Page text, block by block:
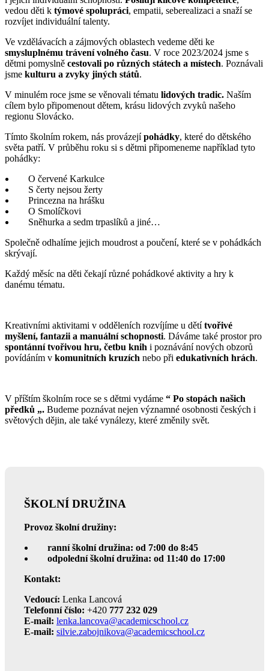
vedou děti k týmové spolupráci, empatii, seberealizaci a snaží se
rozvíjet individuální talenty.
Ve vzdělávacích a zájmových oblastech vedeme děti ke
smysluplnému trávení volného času. V roce 2023/2024 jsme s
dětmi pomyslně cestovali po různých státech a místech. Poznávali
jsme kulturu a zvyky jiných států.
V minulém roce jsme se věnovali tématu lidových tradic. Naším
cílem bylo připomenout dětem, krásu lidových zvyků našeho
regionu Slovácko.
Tímto školním rokem, nás provázejípohádky, které do dětského
světa patří. V průběhu roku si s dětmi připomeneme například tyto
pohádky:
O červené Karkulce
S čerty nejsou žerty
Princezna na hrášku
O Smolíčkovi
Sněhurka a sedm trpaslíků a jiné…
Společně odhalíme jejich moudrost a poučení, které se v pohádkách
skrývají.
Každý měsíc na děti čekají různé pohádkové aktivity a hry k
danému tématu.
Kreativními aktivitami v odděleních rozvíjíme u dětítvořivé
myšlení, fantazii a manuální schopnosti. Dáváme také prostor pro
spontánní tvořivou hru, četbu knih i poznávání nových obzorů
povídáním v komunitních kruzích nebo při edukativních hrách.
V příštím školním roce se s dětmi vydáme “ Po stopách našich
předků „. Budeme poznávat nejen významné osobnosti českých i
světových dějin, ale také vynálezy, které změnily svět.
ŠKOLNÍ DRUŽINA
Provoz školní družiny:
ranní školní družina: od 7:00 do 8:45
odpolední školní družina: od 11:40 do 17:00
Kontakt:
Vedoucí: Lenka Lancová
Telefonní číslo: +420 777 232 029
E-mail: lenka.lancova@academicschool.cz
E-mail: silvie.zabojnikova@academicschool.cz